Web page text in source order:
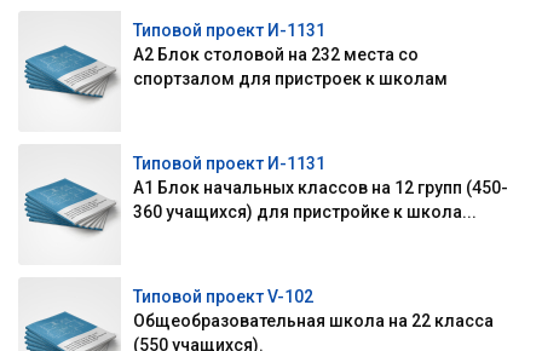
Типовой проект И-1131
А2 Блок столовой на 232 места со
спортзалом для пристроек к школам
Типовой проект И-1131
А1 Блок начальных классов на 12 групп (450-
360 учащихся) для пристройке к школа...
Типовой проект V-102
Общеобразовательная школа на 22 класса
(550 учащихся).